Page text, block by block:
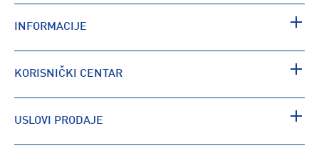
INFORMACIJE
KORISNIČKI CENTAR
USLOVI PRODAJE